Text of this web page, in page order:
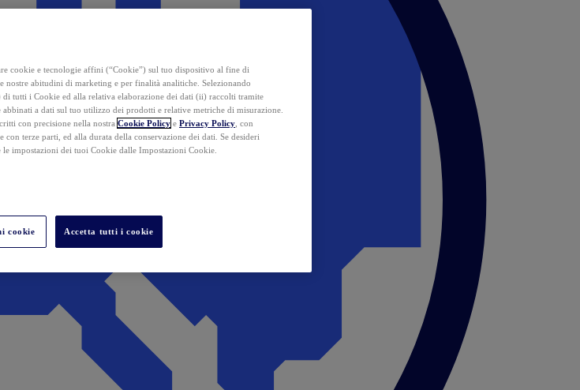
cookie e tecnologie affini (“Cookie”) sul tuo dispositivo al fine di
nostre abitudini di marketing e per finalità analitiche. Selezionando
di tutti i Cookie ed alla relativa elaborazione dei dati (ii) raccolti tramite
abbinati a dati sul tuo utilizzo dei prodotti e relative metriche di misurazione.
con precisione nella nostra Cookie Policy e Privacy Policy , con
terze parti, ed alla durata della conservazione dei dati. Se desideri
impostazioni dei tuoi Cookie dalle Impostazioni Cookie.
cookie Accetta tutti i cookie